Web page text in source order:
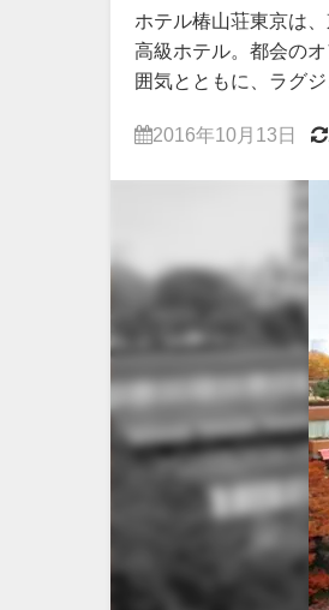
ホテル椿山荘東京は
高級ホテル。都会の
囲気とともに、ラグ
2016年10月13日